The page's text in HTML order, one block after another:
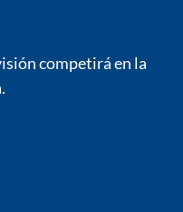
competirá en la